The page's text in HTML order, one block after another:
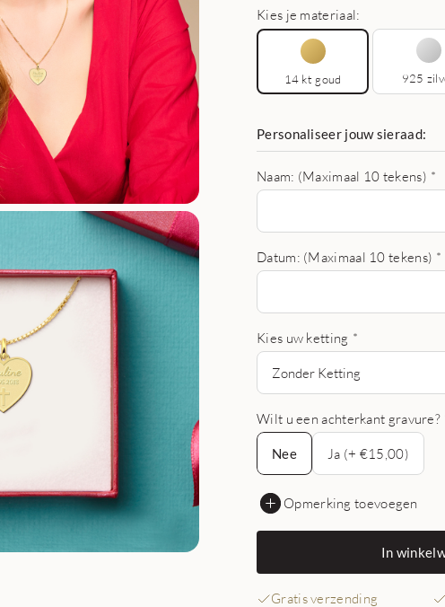
Kies je materiaal:
14 kt goud 925
Personaliseer jouw sieraad:
Naam: (Maximaal 10 tekens) *
Datum: (Maximaal 10 tekens) *
Kies uw ketting *
Zonder Ketting
Wilt u een achterkant gravure?
Nee
Nee
Ja (+ €15,00)
Opmerking toevoegen
In
Gratis verzending